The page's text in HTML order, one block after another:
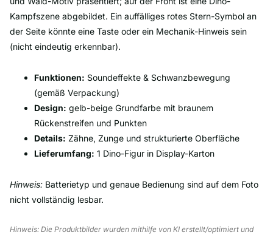
Kampfszene abgebildet. Ein auffälliges rotes Stern-Symbol an
der Seite könnte eine Taste oder ein Mechanik-Hinweis sein
(nicht eindeutig erkennbar).
Funktionen: Soundeffekte & Schwanzbewegung
(gemäß Verpackung)
Design: gelb-beige Grundfarbe mit braunem
Rückenstreifen und Punkten
Details: Zähne, Zunge und strukturierte Oberfläche
Lieferumfang: 1 Dino-Figur in Display-Karton
Hinweis: Batterietyp und genaue Bedienung sind auf dem Foto
nicht vollständig lesbar.
Hinweis: Die Produktbilder wurden mithilfe von KI erstellt/optimiert und